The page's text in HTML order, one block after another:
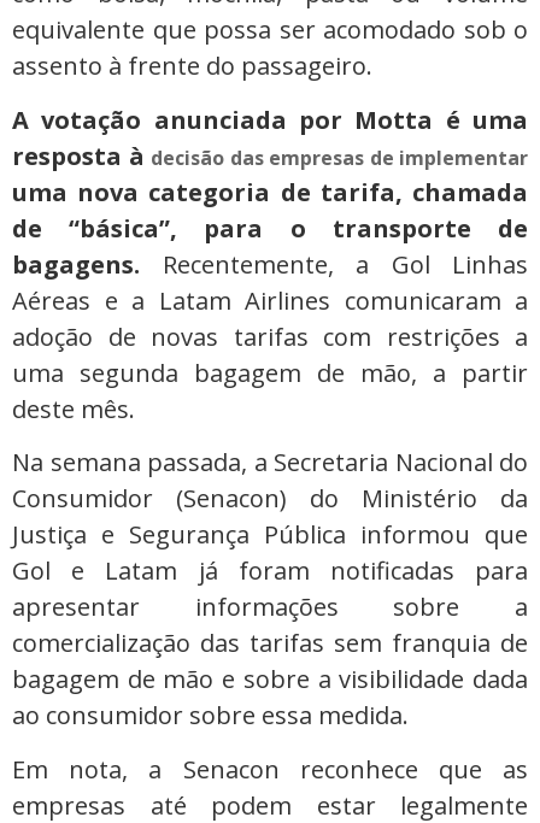
equivalente que possa ser acomodado sob o
assento à frente do passageiro.
A votação anunciada por Motta é uma
resposta à decisão das empresas de implementar
uma nova categoria de tarifa, chamada
de “básica”, para o transporte de
bagagens. Recentemente, a Gol Linhas
Aéreas e a Latam Airlines comunicaram a
adoção de novas tarifas com restrições a
uma segunda bagagem de mão, a partir
deste mês.
Na semana passada, a Secretaria Nacional do
Consumidor (Senacon) do Ministério da
Justiça e Segurança Pública informou que
Gol e Latam já foram notificadas para
apresentar informações sobre a
comercialização das tarifas sem franquia de
bagagem de mão e sobre a visibilidade dada
ao consumidor sobre essa medida.
Em nota, a Senacon reconhece que as
empresas até podem estar legalmente